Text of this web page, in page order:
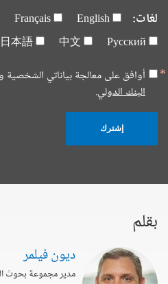
لغات: English
Français
Русский
中文
日本語
أوافق على معالجة بياناتي الشخصية
البنك الدولي.
إشترك
بقلم
ديون فيلمر
مدير مجموعة بحوث